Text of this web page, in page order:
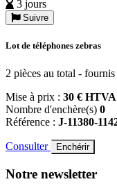
3 jours
Suivre
Lot de téléphones zebras
2 pièces au total -
Mise à prix : 30 €
Nombre d'enchère(s) 0
Référence : J-11380-
Consulter Enchérir
Notre newsletter